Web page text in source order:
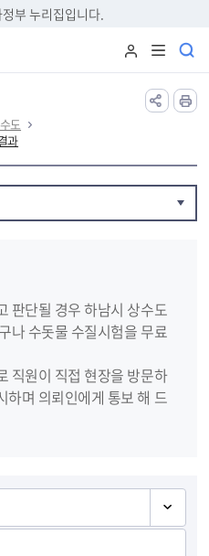
로가기
부 누리집입니다.
도
과
판단될 경우 하남시 상수도
나 수돗물 수질시험을 무료
직원이 직접 현장을 방문하
하며 의뢰인에게 통보 해 드